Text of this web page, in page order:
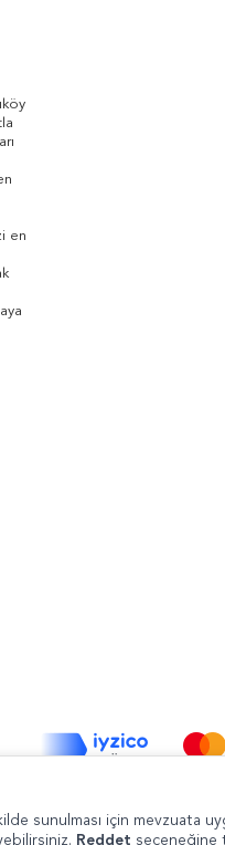
en
sunulması için mevzuata
Reddet seçeneğine